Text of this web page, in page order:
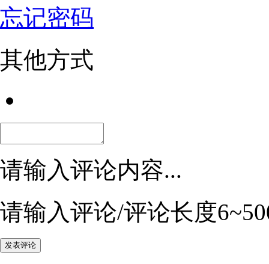
忘记密码
其他方式
请输入评论内容...
请输入评论/评论长度